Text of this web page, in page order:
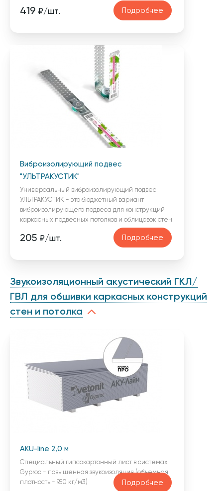
419 ₽/шт. Подробнее
Виброизолирующий подвес
"УЛЬТРАКУСТИК"
Универсальный виброизолирующий подвес
УЛЬТРАКУСТИК - это бюджетный вариант
виброизолирующего подвеса для конструкций
каркасных подвесных потолков и облицовок стен.
205 ₽/шт. Подробнее
Звукоизоляционный акустический ГКЛ/
ГВЛ для обшивки каркасных конструкций
стен и потолка
AKU-line 2,0 м
Специальный гипсокартонный лист в системах
Gyproc - повышенная звукоизоляция (объемная
плотность - 950 кг/м3)
Подробнее